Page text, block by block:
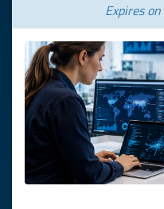
Expires on